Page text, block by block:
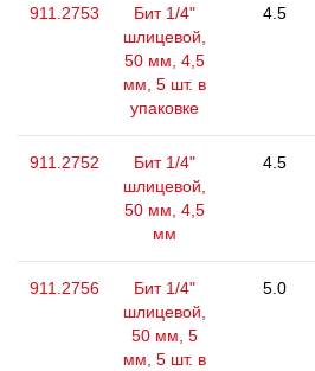
911.2753
Бит 1/4"
шлицевой,
50 мм, 4,5
мм, 5 шт. в
упаковке
4.5
911.2752
Бит 1/4"
шлицевой,
50 мм, 4,5
мм
4.5
911.2756
Бит 1/4"
шлицевой,
50 мм, 5
мм, 5 шт. в
5.0